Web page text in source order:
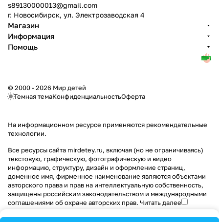
s89130000013@gmail.com
г. Новосибирск, ул. Электрозаводская 4
Магазин
Информация
Помощь
© 2000 - 2026 Мир детей
Темная темаКонфиденциальностьОферта
На информационном ресурсе применяются рекомендательные
технологии.
Все ресурсы сайта mirdetey.ru, включая (но не ограничиваясь)
текстовую, графическую, фотографическую и видео
информацию, структуру, дизайн и оформление страниц,
доменное имя, фирменное наименование являются объектами
авторского права и прав на интеллектуальную собственность,
защищены российским законодательством и международными
соглашениями об охране авторских прав. Читать далее